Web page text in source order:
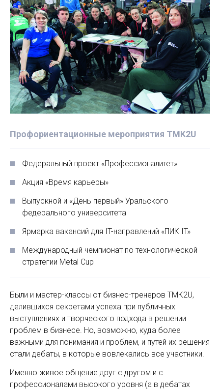
Профориентационные мероприятия TMK2U
Федеральный проект «Профессионалитет»
Акция «Время карьеры»
Выпускной и «День первый» Уральского
федерального университета
Ярмарка вакансий для IT-направлений «ПИК IT»
Между­народный чемпионат по технологической
стратегии Metal Сuр
Были и мастер-классы от бизнес-­тренеров ТМК2U,
делившихся секретами успеха при публичных
выступлениях и творческого подхода в решении
проблем в бизнесе. Но, возможно, куда более
важными для понимания и проблем, и путей их решения
стали дебаты, в которые вовлекались все участники.
Именно живое общение друг с другом и с
профессионалами высокого уровня (а в дебатах